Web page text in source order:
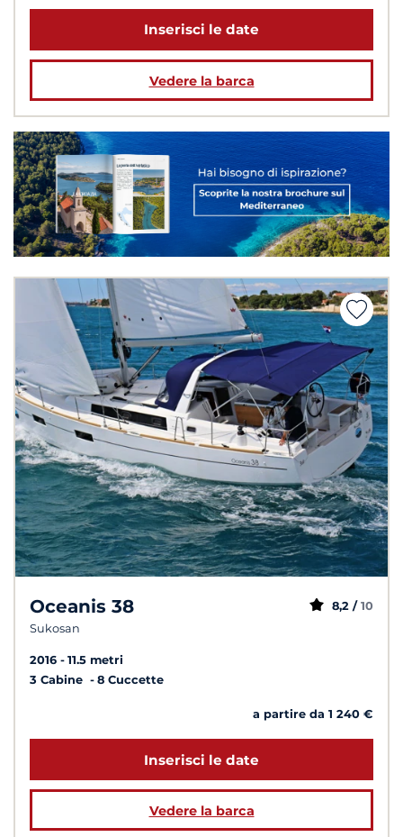
Inserisci le date
Vedere la barca
Oceanis 38
Sukosan
8,2 / 10
2016
11.5 metri
3 Cabine
8 Cuccette
a partire da 1 240 €
Inserisci le date
Vedere la barca